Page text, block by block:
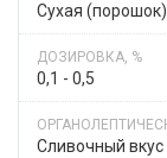
Сухая (порошок)
0,1 - 0,5
Сливочный вкус